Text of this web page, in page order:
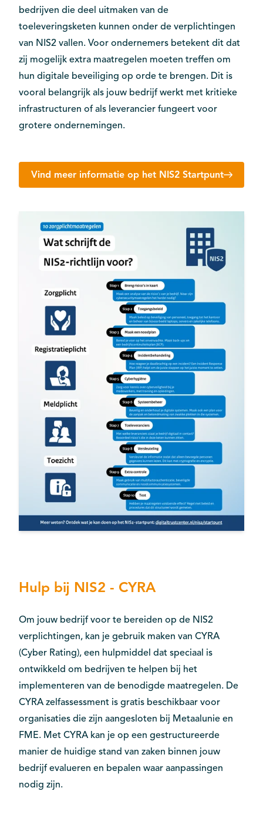
bedrijven die deel uitmaken van de
toeleveringsketen kunnen onder de verplichtingen
van NIS2 vallen. Voor ondernemers betekent dit dat
zij mogelijk extra maatregelen moeten treffen om
hun digitale beveiliging op orde te brengen. Dit is
vooral belangrijk als jouw bedrijf werkt met kritieke
infrastructuren of als leverancier fungeert voor
grotere ondernemingen.
Vind meer informatie op het NIS2 Startpunt
Hulp bij NIS2 - CYRA
Om jouw bedrijf voor te bereiden op de NIS2
verplichtingen, kan je gebruik maken van CYRA
(Cyber Rating), een hulpmiddel dat speciaal is
ontwikkeld om bedrijven te helpen bij het
implementeren van de benodigde maatregelen. De
CYRA zelfassessment is gratis beschikbaar voor
organisaties die zijn aangesloten bij Metaalunie en
FME. Met CYRA kan je op een gestructureerde
manier de huidige stand van zaken binnen jouw
bedrijf evalueren en bepalen waar aanpassingen
nodig zijn.